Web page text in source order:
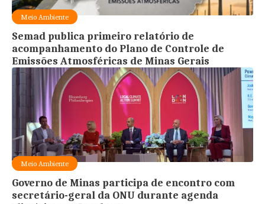
Meio Ambiente
Semad publica primeiro relatório de
acompanhamento do Plano de Controle de
Emissões Atmosféricas de Minas Gerais
Meio Ambiente
Governo de Minas participa de encontro com
secretário-geral da ONU durante agenda